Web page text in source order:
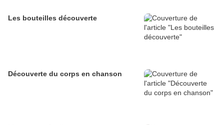
Les bouteilles découverte
Découverte du corps en chanson